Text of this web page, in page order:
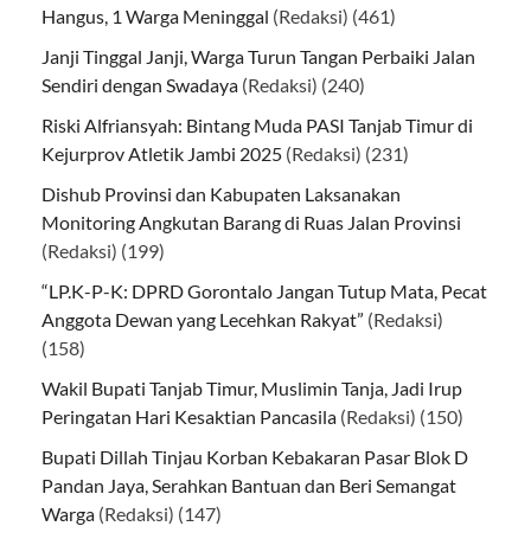
Hangus, 1 Warga Meninggal (Redaksi) (461)
Janji Tinggal Janji, Warga Turun Tangan Perbaiki Jalan
Sendiri dengan Swadaya (Redaksi) (240)
Riski Alfriansyah: Bintang Muda PASI Tanjab Timur di
Kejurprov Atletik Jambi 2025 (Redaksi) (231)
Dishub Provinsi dan Kabupaten Laksanakan
Monitoring Angkutan Barang di Ruas Jalan Provinsi
(Redaksi) (199)
“LP.K-P-K: DPRD Gorontalo Jangan Tutup Mata, Pecat
Anggota Dewan yang Lecehkan Rakyat” (Redaksi)
(158)
Wakil Bupati Tanjab Timur, Muslimin Tanja, Jadi Irup
Peringatan Hari Kesaktian Pancasila (Redaksi) (150)
Bupati Dillah Tinjau Korban Kebakaran Pasar Blok D
Pandan Jaya, Serahkan Bantuan dan Beri Semangat
Warga (Redaksi) (147)